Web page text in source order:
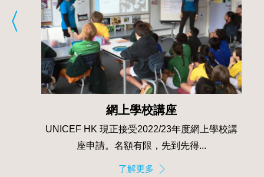
「童心‧童聽」兒童電台計劃
UNICEF HK於2021年12月到2022年9月籌辦
「童心‧童聽」兒童電台計劃（下稱「計劃」）...
了解更多